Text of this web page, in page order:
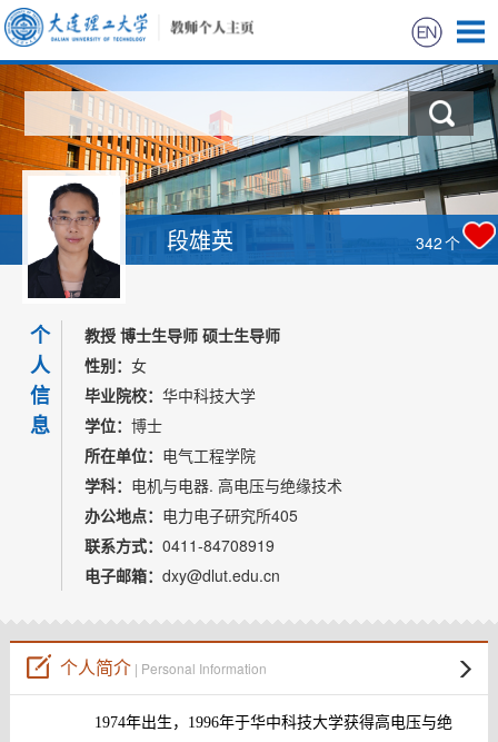
首页
科学研究
教学研究
获奖信息
招生信息
学生信息
我的相册
教师博客
段雄英 342个
个
人
信
息
教授 博士生导师 硕士生导师
性别： 女
毕业院校： 华中科技大学
学位： 博士
所在单位： 电气工程学院
学科： 电机与电器. 高电压与绝缘技术
办公地点： 电力电子研究所405
联系方式： 0411-84708919
电子邮箱： dxy@dlut.edu.cn
个人简介| Personal Information
1974年出生， 1996年于华中科技大学获得高电压与绝